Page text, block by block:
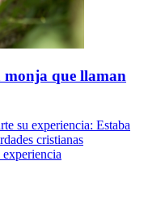
monja que llaman
su experiencia: Estaba
cristianas